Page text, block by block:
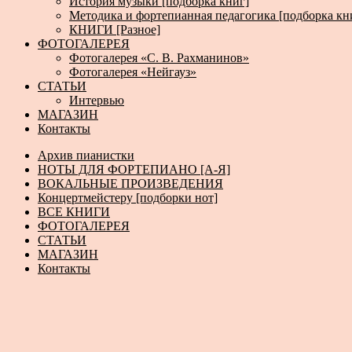
Методика и фортепианная педагогика [подборка
КНИГИ [Разное]
ФОТОГАЛЕРЕЯ
Фотогалерея «С. В. Рахманинов»
Фотогалерея «Нейгауз»
СТАТЬИ
Интервью
МАГАЗИН
Контакты
Архив пианистки
НОТЫ ДЛЯ ФОРТЕПИАНО [А-Я]
ВОКАЛЬНЫЕ ПРОИЗВЕДЕНИЯ
Концертмейстеру [подборки нот]
ВСЕ КНИГИ
ФОТОГАЛЕРЕЯ
СТАТЬИ
МАГАЗИН
Контакты